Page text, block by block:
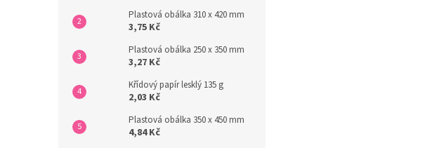
Plastová obálka 310 x 420 mm
3,75 Kč
Plastová obálka 250 x 350 mm
3,27 Kč
Křídový papír lesklý 135 g
2,03 Kč
Plastová obálka 350 x 450 mm
4,84 Kč